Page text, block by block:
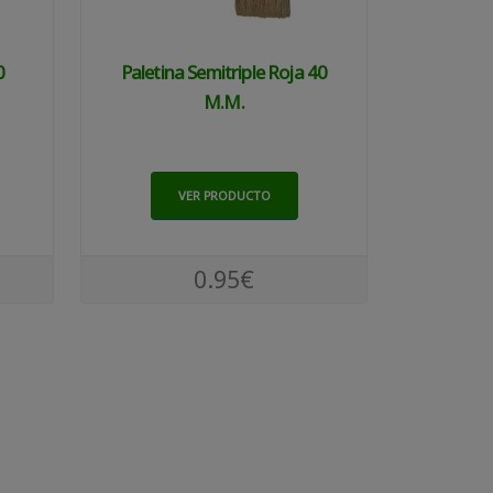
Paletina Semitriple Roja 40
M.m.
VER PRODUCTO
0.95€